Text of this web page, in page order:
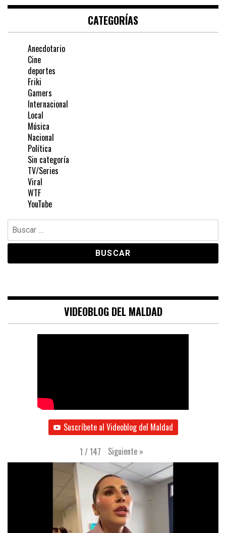
CATEGORÍAS
Anecdotario
Cine
deportes
Friki
Gamers
Internacional
Local
Música
Nacional
Política
Sin categoría
TV/Series
Viral
WTF
YouTube
Buscar:
VIDEOBLOG DEL MALDAD
Suscríbete al Videoblog del Maldad
1 /147 Siguiente »